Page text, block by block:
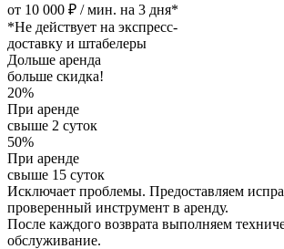
от 10 000 ₽ / мин. на 3 дня*
*Не действует на экспресс-
доставку и штабелеры
Дольше аренда
больше скидка!
20%
При аренде
свыше 2 суток
50%
При аренде
свыше 15 суток
Исключает проблемы. Предоставляем
проверенный инструмент в аренду.
После каждого возврата выполняем
обслуживание.